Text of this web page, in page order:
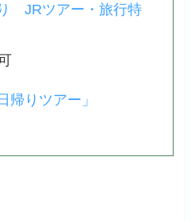
JRツアー・旅行特
帰りツアー」